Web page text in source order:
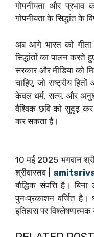
गोपनीयता और
गोपनीयता के सिद्धांत के
अब आगे भारत को
सिद्धांतों का पालन करते
सरकार और मीडिया को
चाहिए, जो राष्ट्रीय
केवल धर्म, सत्य, और
वैश्विक छवि को सुदृढ़ कर
कर सकता है।
10 मई 2025 भगवान
श्रीवास्तव |
बौद्धिक संपत्ति है।
पुनःप्रकाशन वर्जित है।
इतिहास पर